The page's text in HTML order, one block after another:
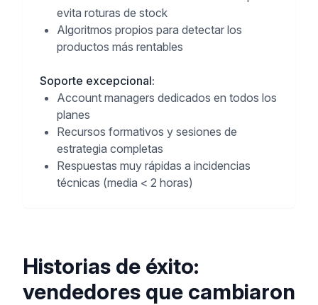
evita roturas de stock
Algoritmos propios para detectar los
productos más rentables
Soporte excepcional:
Account managers dedicados en todos los
planes
Recursos formativos y sesiones de
estrategia completas
Respuestas muy rápidas a incidencias
técnicas (media < 2 horas)
Historias de éxito:
vendedores que cambiaron